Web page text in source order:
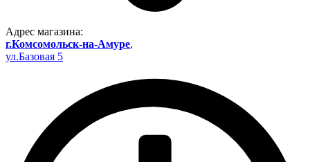
Адрес магазина:
г.Комсомольск-на-Амуре,
ул.Базовая 5